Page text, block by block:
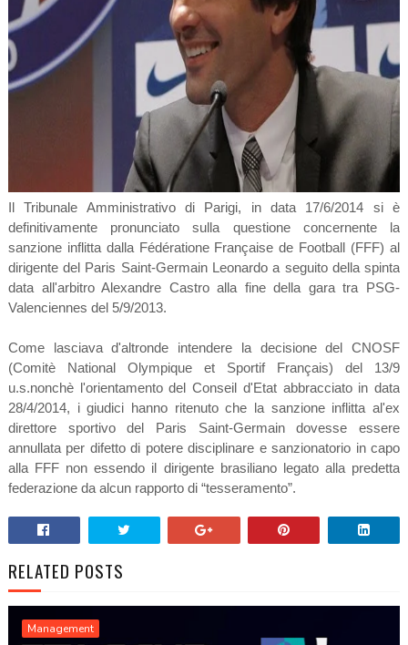
Il Tribunale Amministrativo di Parigi, in data 17/6/2014 si è
definitivamente pronunciato sulla questione concernente la
sanzione inflitta dalla Fédératione Française de Football (FFF) al
dirigente del Paris Saint-Germain Leonardo a seguito della spinta
data all'arbitro Alexandre Castro alla fine della gara tra PSG-
Valenciennes del 5/9/2013.
Come lasciava d'altronde intendere la decisione del CNOSF
(Comitè National Olympique et Sportif Français) del 13/9
u.s.nonchè l'orientamento del Conseil d'Etat abbracciato in data
28/4/2014, i giudici hanno ritenuto che la sanzione inflitta al'ex
direttore sportivo del Paris Saint-Germain dovesse essere
annullata per difetto di potere disciplinare e sanzionatorio in capo
alla FFF non essendo il dirigente brasiliano legato alla predetta
federazione da alcun rapporto di “tesseramento”.
RELATED POSTS
Management